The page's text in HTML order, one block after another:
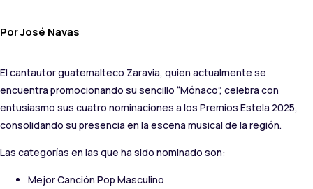
Por José Navas
El cantautor guatemalteco Zaravia, quien actualmente se
encuentra promocionando su sencillo “Mónaco”, celebra con
entusiasmo sus cuatro nominaciones a los Premios Estela 2025,
consolidando su presencia en la escena musical de la región.
Las categorías en las que ha sido nominado son:
Mejor Canción Pop Masculino